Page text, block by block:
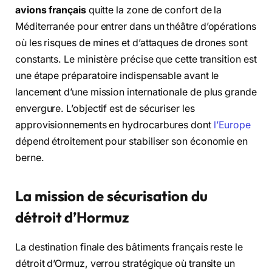
avions françaisquitte la zone de confort de la
Méditerranée pour entrer dans un théâtre d’opérations
où les risques de mines et d’attaques de drones sont
constants. Le ministère précise que cette transition est
une étape préparatoire indispensable avant le
lancement d’une mission internationale de plus grande
envergure. L’objectif est de sécuriser les
approvisionnements en hydrocarbures dont l’Europe
dépend étroitement pour stabiliser son économie en
berne.
La mission de sécurisation du
détroit d’Hormuz
La destination finale des bâtiments français reste le
détroit d’Ormuz, verrou stratégique où transite un